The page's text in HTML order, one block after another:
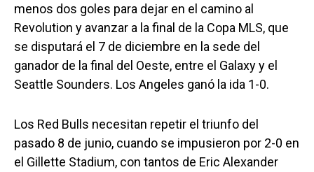
menos dos goles para dejar en el camino al
Revolution y avanzar a la final de la Copa MLS, que
se disputará el 7 de diciembre en la sede del
ganador de la final del Oeste, entre el Galaxy y el
Seattle Sounders. Los Angeles ganó la ida 1-0.
Los Red Bulls necesitan repetir el triunfo del
pasado 8 de junio, cuando se impusieron por 2-0 en
el Gillette Stadium, con tantos de Eric Alexander